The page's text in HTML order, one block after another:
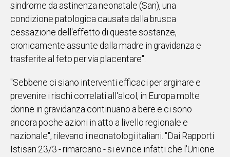
sindrome da astinenza neonatale (San), una
condizione patologica causata dalla brusca
cessazione dell'effetto di queste sostanze,
cronicamente assunte dalla madre in gravidanza e
trasferite al feto per via placentare".
"Sebbene ci siano interventi efficaci per arginare e
prevenire i rischi correlati all'alcol, in Europa molte
donne in gravidanza continuano a bere e ci sono
ancora poche azioni in atto a livello regionale e
nazionale", rilevano i neonatologi italiani. "Dai Rapporti
Istisan 23/3 - rimarcano - si evince infatti che l'Unione